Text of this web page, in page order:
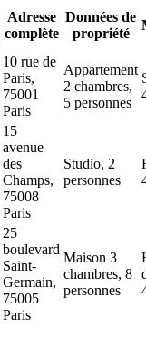
Adresse
complète
Données de
propriété
10 rue de
Paris,
75001
Paris
Appartement
2 chambres,
5 personnes
15
avenue
des
Champs,
75008
Paris
Studio, 2
personnes
25
boulevard
Saint-
Germain,
75005
Paris
Maison 3
chambres, 8
personnes